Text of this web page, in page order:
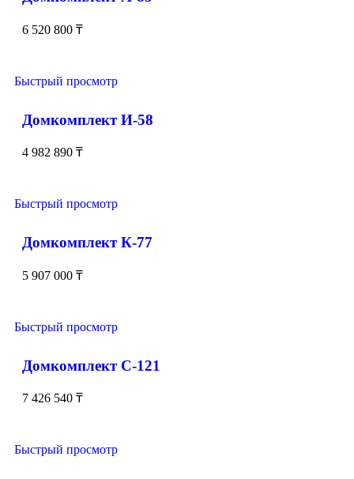
6 520 800 ₸
Быстрый просмотр
Домкомплект И-58
4 982 890 ₸
Быстрый просмотр
Домкомплект К-77
5 907 000 ₸
Быстрый просмотр
Домкомплект С-121
7 426 540 ₸
Быстрый просмотр